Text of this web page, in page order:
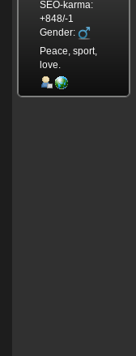
SEO-karma:
+848/-1
Gender:
Peace, sport,
love.